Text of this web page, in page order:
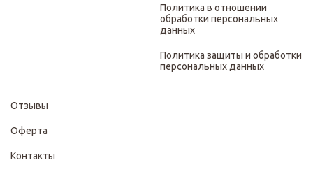
Политика в отношении
обработки персональных
данных
Политика защиты и обработки
персональных данных
Отзывы
Оферта
Контакты